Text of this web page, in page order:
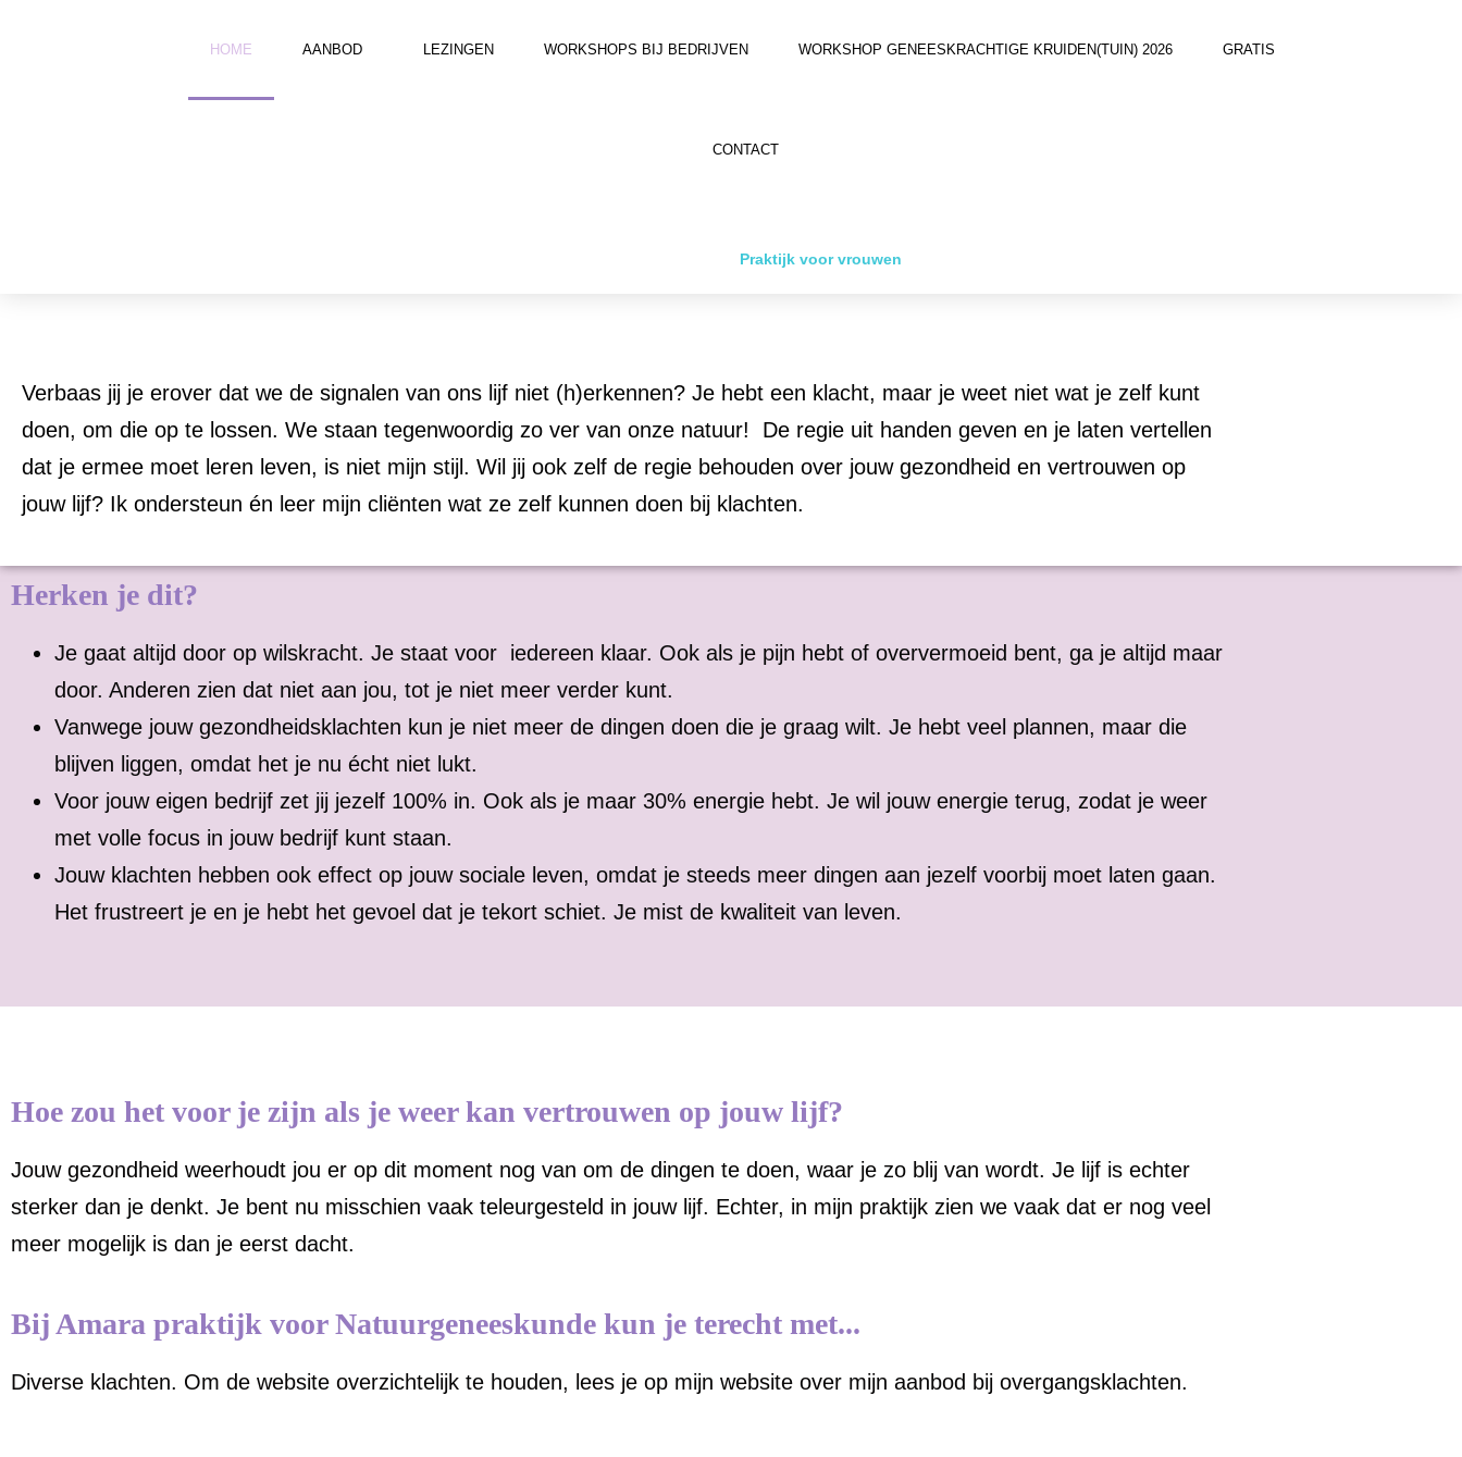
HOME AANBOD LEZINGEN WORKSHOPS BIJ BEDRIJVEN WORKSHOP GENEESKRACHTIGE KRUIDEN(TUIN) 2026 GRATIS
CONTACT
Praktijk voor vrouwen
Verbaas jij je erover dat we de signalen van ons lijf niet (h)erkennen? Je hebt een klacht, maar je weet niet wat je zelf kunt
doen, om die op te lossen. We staan tegenwoordig zo ver van onze natuur! De regie uit handen geven en je laten vertellen
dat je ermee moet leren leven, is niet mijn stijl. Wil jij ook zelf de regie behouden over jouw gezondheid en vertrouwen op
jouw lijf? Ik ondersteun én leer mijn cliënten wat ze zelf kunnen doen bij klachten.
Herken je dit?
Je gaat altijd door op wilskracht. Je staat voor iedereen klaar. Ook als je pijn hebt of oververmoeid bent, ga je altijd maar
door. Anderen zien dat niet aan jou, tot je niet meer verder kunt.
Vanwege jouw gezondheidsklachten kun je niet meer de dingen doen die je graag wilt. Je hebt veel plannen, maar die
blijven liggen, omdat het je nu écht niet lukt.
Voor jouw eigen bedrijf zet jij jezelf 100% in. Ook als je maar 30% energie hebt. Je wil jouw energie terug, zodat je weer
met volle focus in jouw bedrijf kunt staan.
Jouw klachten hebben ook effect op jouw sociale leven, omdat je steeds meer dingen aan jezelf voorbij moet laten gaan.
Het frustreert je en je hebt het gevoel dat je tekort schiet. Je mist de kwaliteit van leven.
Hoe zou het voor je zijn als je weer kan vertrouwen op jouw lijf?
Jouw gezondheid weerhoudt jou er op dit moment nog van om de dingen te doen, waar je zo blij van wordt. Je lijf is echter
sterker dan je denkt. Je bent nu misschien vaak teleurgesteld in jouw lijf. Echter, in mijn praktijk zien we vaak dat er nog veel
meer mogelijk is dan je eerst dacht.
Bij Amara praktijk voor Natuurgeneeskunde kun je terecht met...
Diverse klachten. Om de website overzichtelijk te houden, lees je op mijn website over mijn aanbod bij overgangsklachten.